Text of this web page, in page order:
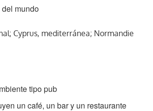
mundo
Cyprus, mediterránea; Normandie
tipo pub
un café, un bar y un restaurante